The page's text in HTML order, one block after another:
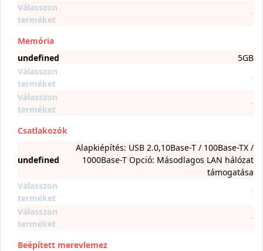
Válasszon
terméket
-
Memória
undefined
5GB
Válasszon
terméket
-
Válasszon
terméket
-
Csatlakozók
undefined
Alapkiépítés: USB 2.0,10Base-T / 100Base-TX /
1000Base-T Opció: Másodlagos LAN hálózat
támogatása
Válasszon
terméket
-
Válasszon
terméket
-
Beépített merevlemez